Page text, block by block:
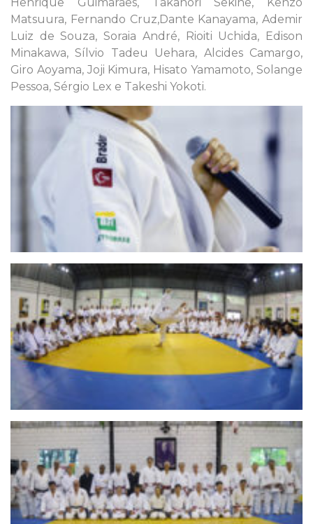
Matsuura, Fernando Cruz,Dante Kanayama, Ademir
Luiz de Souza, Soraia André, Rioiti Uchida, Edison
Minakawa, Sílvio Tadeu Uehara, Alcides Camargo,
Giro Aoyama, Joji Kimura, Hisato Yamamoto, Solange
Pessoa, Sérgio Lex e Takeshi Yokoti.